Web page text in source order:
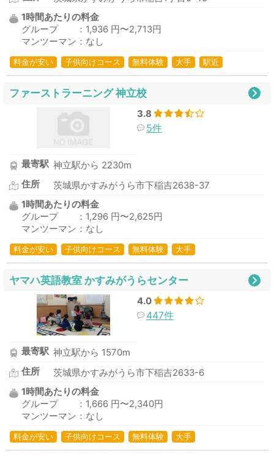
1時間あたりの料金
グループ ：1,936 円〜2,713円
マンツーマン：なし
料金が安い 子供向けコース 無料体験 大手 駅近
ファーストラーニング 神立校
3.8
5件
最寄駅 神立駅から 2230m
住所
茨城県かすみがうら市下稲吉2638-37
1時間あたりの料金
グループ ：1,296 円〜2,625円
マンツーマン：なし
料金が安い 子供向けコース 無料体験 大手
ヤマハ英語教室 かすみがうらセンター
4.0
447件
最寄駅 神立駅から 1570m
住所
茨城県かすみがうら市下稲吉2633-6
1時間あたりの料金
グループ ：1,666 円〜2,340円
マンツーマン：なし
料金が安い 子供向けコース 無料体験 大手